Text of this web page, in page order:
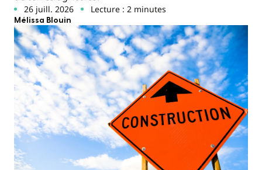
26 juill. 2026 Lecture : 2 minutes
Mélissa Blouin